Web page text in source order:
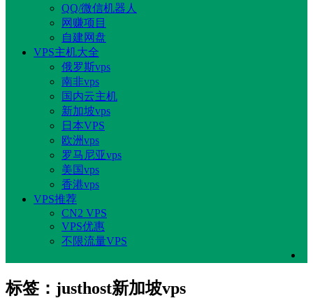
QQ/微信机器人
网赚项目
自建网盘
VPS主机大全
俄罗斯vps
南非vps
国内云主机
新加坡vps
日本VPS
欧洲vps
罗马尼亚vps
美国vps
香港vps
VPS推荐
CN2 VPS
VPS优惠
不限流量VPS
标签：justhost新加坡vps